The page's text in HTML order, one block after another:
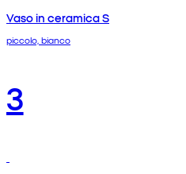
Vaso in ceramica S
piccolo, bianco
3